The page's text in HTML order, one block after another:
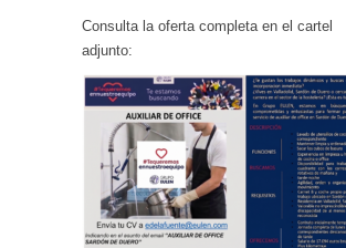
Consulta la oferta completa en el cartel
adjunto: